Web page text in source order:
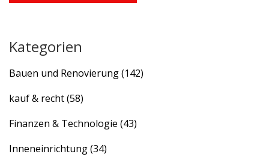
Kategorien
Bauen und Renovierung(142)
kauf & recht(58)
Finanzen & Technologie (43)
Inneneinrichtung(34)